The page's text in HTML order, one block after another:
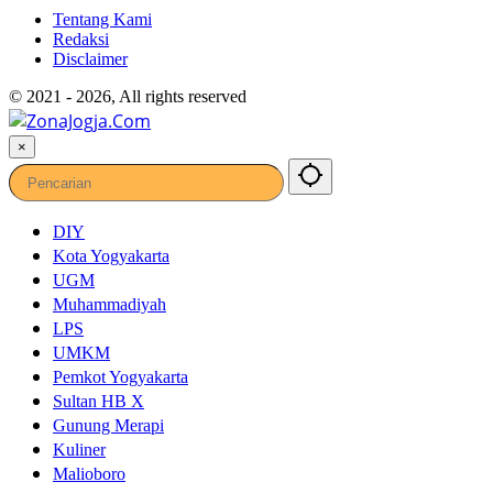
Tentang Kami
Redaksi
Disclaimer
© 2021 - 2026, All rights reserved
×
DIY
Kota Yogyakarta
UGM
Muhammadiyah
LPS
UMKM
Pemkot Yogyakarta
Sultan HB X
Gunung Merapi
Kuliner
Malioboro